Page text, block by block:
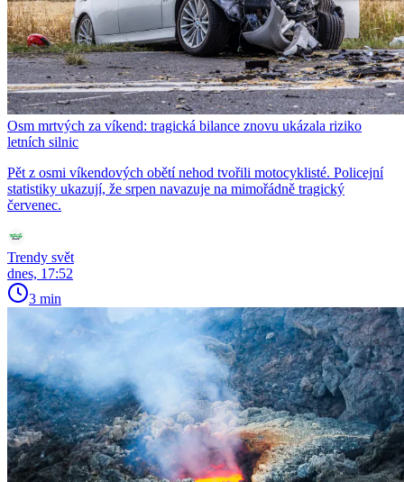
Osm mrtvých za víkend: tragická bilance znovu ukázala riziko
letních silnic
Pět z osmi víkendových obětí nehod tvořili motocyklisté. Policejní
statistiky ukazují, že srpen navazuje na mimořádně tragický
červenec.
Trendy svět
dnes, 17:52
3 min